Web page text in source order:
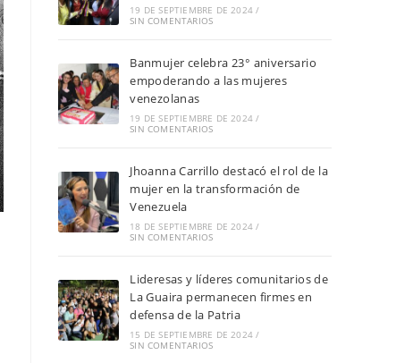
19 DE SEPTIEMBRE DE 2024 /
SIN COMENTARIOS
Banmujer celebra 23° aniversario
empoderando a las mujeres
venezolanas
19 DE SEPTIEMBRE DE 2024 /
SIN COMENTARIOS
Jhoanna Carrillo destacó el rol de la
mujer en la transformación de
Venezuela
18 DE SEPTIEMBRE DE 2024 /
SIN COMENTARIOS
Lideresas y líderes comunitarios de
La Guaira permanecen firmes en
defensa de la Patria
15 DE SEPTIEMBRE DE 2024 /
SIN COMENTARIOS